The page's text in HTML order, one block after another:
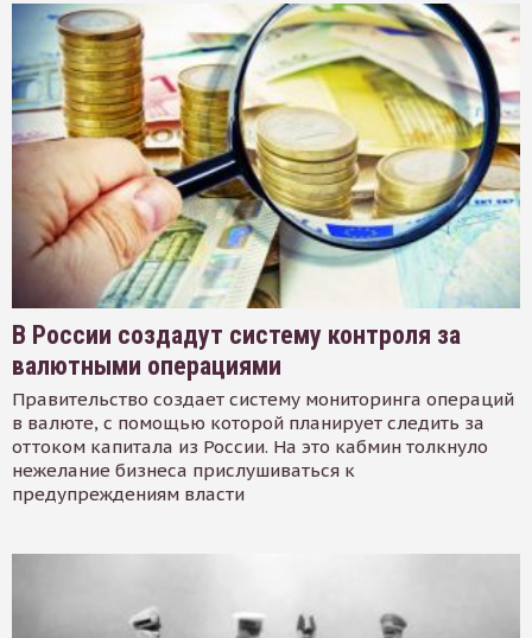
В России создадут систему контроля за
валютными операциями
Правительство создает систему мониторинга операций
в валюте, с помощью которой планирует следить за
оттоком капитала из России. На это кабмин толкнуло
нежелание бизнеса прислушиваться к
предупреждениям власти